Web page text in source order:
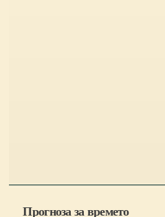
Прогноза за времето